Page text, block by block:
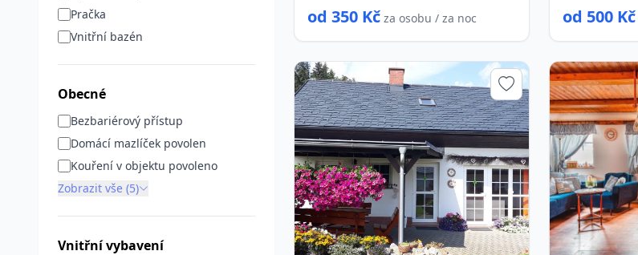
Pračka
Vnitřní bazén
Obecné
Bezbariérový přístup
Domácí mazlíček povolen
Kouření v objektu povoleno
Zobrazit vše (5)
Vnitřní vybavení
od 350 Kč za osobu / za noc od 500 Kč